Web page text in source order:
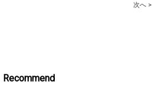
次へ >
Recommend